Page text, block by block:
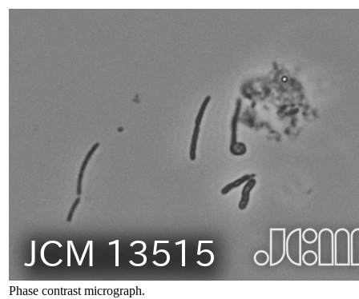
Phase contrast micrograph.